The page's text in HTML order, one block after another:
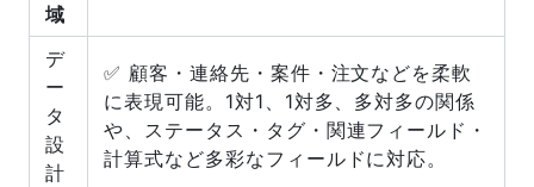
域
デ
ー
タ
設
計
✅ 顧客・連絡先・案件・注文などを柔軟
に表現可能。1対1、1対多、多対多の関係
や、ステータス・タグ・関連フィールド・
計算式など多彩なフィールドに対応。